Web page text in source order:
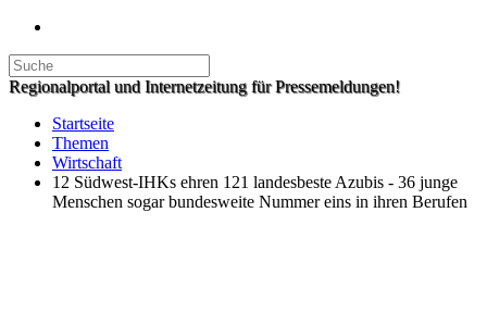
Regionalportal und Internetzeitung für Pressemeldungen!
Startseite
Themen
Wirtschaft
12 Südwest-IHKs ehren 121 landesbeste Azubis - 36 junge
Menschen sogar bundesweite Nummer eins in ihren Berufen